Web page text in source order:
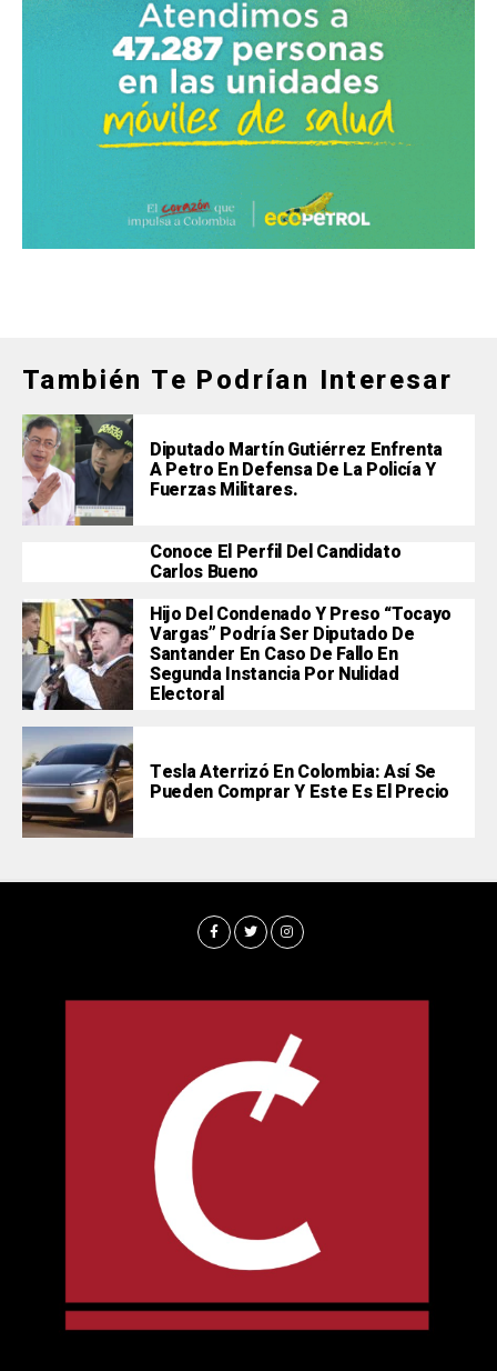
También Te Podrían Interesar
Diputado Martín Gutiérrez Enfrenta
A Petro En Defensa De La Policía Y
Fuerzas Militares.
Conoce El Perfil Del Candidato
Carlos Bueno
Hijo Del Condenado Y Preso “Tocayo
Vargas” Podría Ser Diputado De
Santander En Caso De Fallo En
Segunda Instancia Por Nulidad
Electoral
Tesla Aterrizó En Colombia: Así Se
Pueden Comprar Y Este Es El Precio